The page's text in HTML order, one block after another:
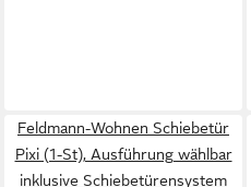
Feldmann-Wohnen Schiebetür
Pixi (1-St), Ausführung wählbar
inklusive Schiebetürensystem